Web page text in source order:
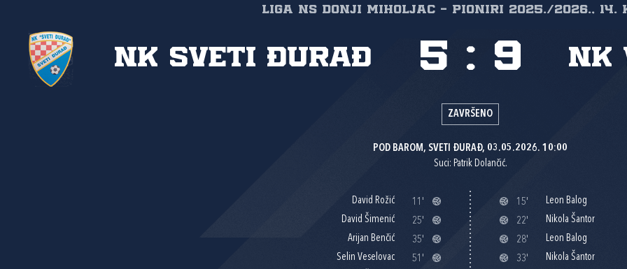
Liga NS Donji Miholjac - Pioniri 2025./2026., 14.
NK Sveti Đurađ 5 : 9
ZAVRŠENO
POD BAROM, SVETI ĐURAĐ, 03.05.2026. 10:00
Suci: Patrik Dolančić.
David Rožić
11'
David Šimenić
25'
Arijan Benčić
35'
Selin Veselovac
51'
15'
Leon Balog
22'
Nikola Šantor
28'
Leon Balog
33'
Nikola Šantor